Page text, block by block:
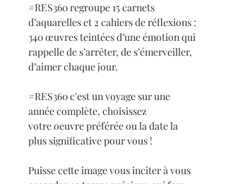
#RES360 regroupe 15 carnets
d’aquarelles et 2 cahiers de réflexions :
340 œuvres teintées d’une émotion qui
rappelle de s’arrêter, de s’émerveiller,
d’aimer chaque jour.
#RES360 c'est un voyage sur une
année complète, choisissez
votre oeuvre préférée ou la date la
plus significative pour vous !
Puisse cette image vous inciter à vous